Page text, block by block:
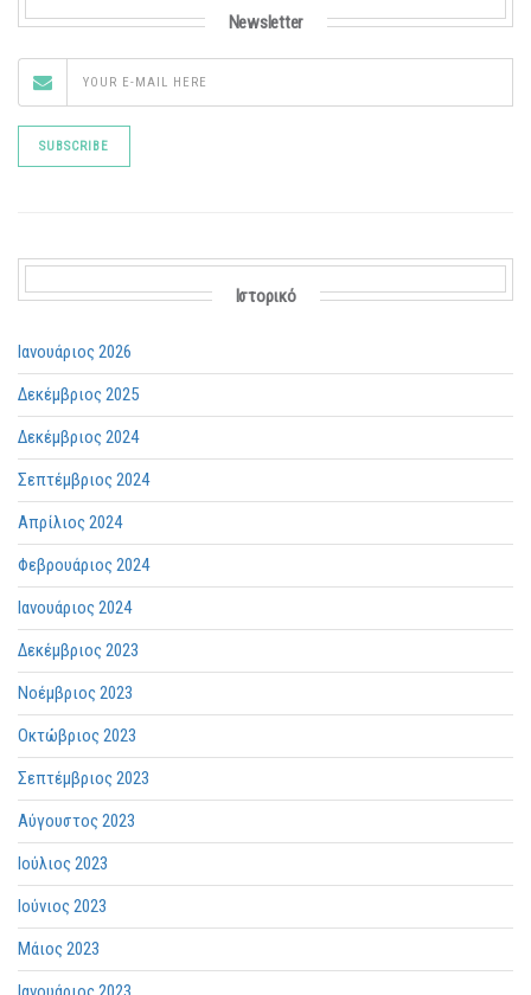
Newsletter
Ιστορικό
Ιανουάριος 2026
Δεκέμβριος 2025
Δεκέμβριος 2024
Σεπτέμβριος 2024
Απρίλιος 2024
Φεβρουάριος 2024
Ιανουάριος 2024
Δεκέμβριος 2023
Νοέμβριος 2023
Οκτώβριος 2023
Σεπτέμβριος 2023
Αύγουστος 2023
Ιούλιος 2023
Ιούνιος 2023
Μάιος 2023